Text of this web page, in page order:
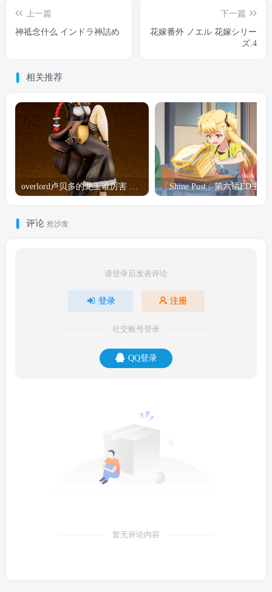
上一篇
神祗念什么 インドラ神詰め
下一篇
花嫁番外 ノエル 花嫁シリー
ズ.4
相关推荐
评论 抢沙发
请登录后发表评论
登录 注册
社交账号登录
QQ登录
暂无评论内容